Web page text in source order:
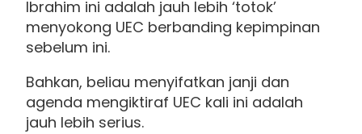
Ibrahim ini adalah jauh lebih ‘totok’
menyokong UEC berbanding kepimpinan
sebelum ini.
Bahkan, beliau menyifatkan janji dan
agenda mengiktiraf UEC kali ini adalah
jauh lebih serius.